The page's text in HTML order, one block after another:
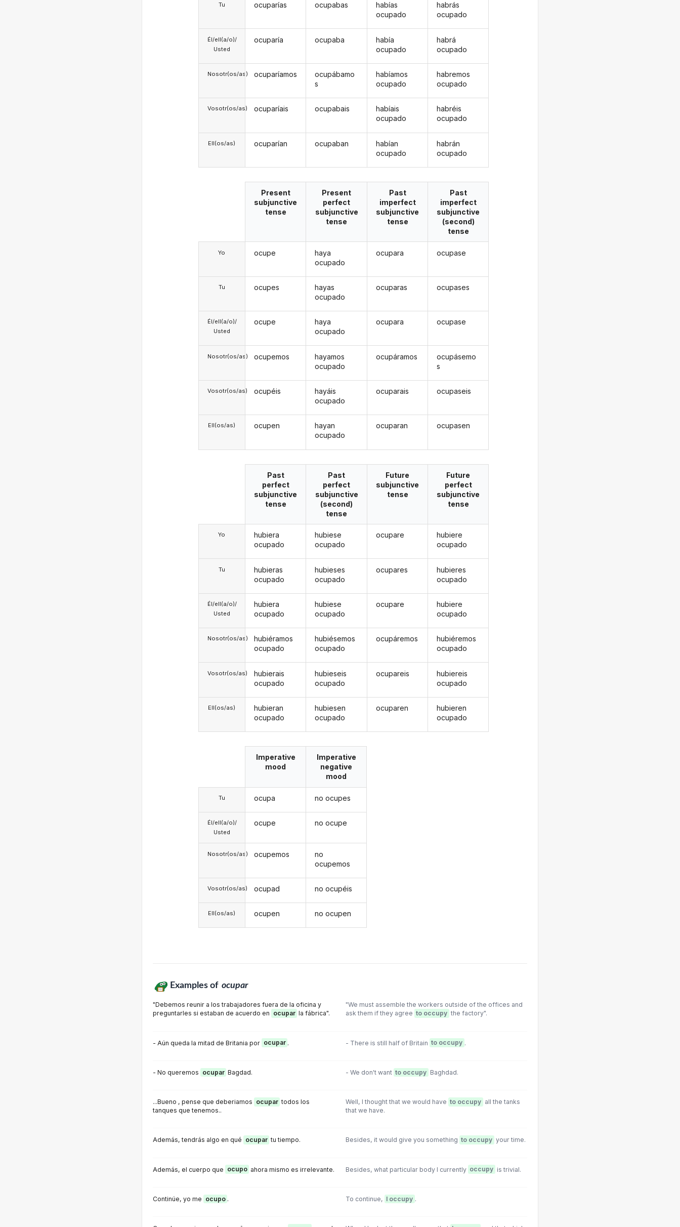
Tu
Él/ell(a/o)/
Usted
Nosotr(os/as)
Vosotr(os/as)
Ell(os/as)
ocuparías
ocuparía
ocuparíamos
ocuparíais
ocuparían
ocupabas
ocupaba
ocupábamo
s
ocupabais
ocupaban
habías
ocupado
había
ocupado
habíamos
ocupado
habíais
ocupado
habían
ocupado
habrás
ocupado
habrá
ocupado
habremos
ocupado
habréis
ocupado
habrán
ocupado
Yo
Tu
Él/ell(a/o)/
Usted
Nosotr(os/as)
Vosotr(os/as)
Ell(os/as)
Present
subjunctive
tense
ocupe
ocupes
ocupe
ocupemos
ocupéis
ocupen
Present
perfect
subjunctive
tense
haya
ocupado
hayas
ocupado
haya
ocupado
hayamos
ocupado
hayáis
ocupado
hayan
ocupado
Past
imperfect
subjunctive
tense
ocupara
ocuparas
ocupara
ocupáramos
ocuparais
ocuparan
Past
imperfect
subjunctive
(second)
tense
ocupase
ocupases
ocupase
ocupásemo
s
ocupaseis
ocupasen
Yo
Tu
Él/ell(a/o)/
Usted
Nosotr(os/as)
Vosotr(os/as)
Ell(os/as)
Past
perfect
subjunctive
tense
hubiera
ocupado
hubieras
ocupado
hubiera
ocupado
hubiéramos
ocupado
hubierais
ocupado
hubieran
ocupado
Past
perfect
subjunctive
(second)
tense
hubiese
ocupado
hubieses
ocupado
hubiese
ocupado
hubiésemos
ocupado
hubieseis
ocupado
hubiesen
ocupado
Future
subjunctive
tense
ocupare
ocupares
ocupare
ocupáremos
ocupareis
ocuparen
Future
perfect
subjunctive
tense
hubiere
ocupado
hubieres
ocupado
hubiere
ocupado
hubiéremos
ocupado
hubiereis
ocupado
hubieren
ocupado
Tu
Él/ell(a/o)/
Usted
Nosotr(os/as)
Vosotr(os/as)
Ell(os/as)
Imperative
mood
ocupa
ocupe
ocupemos
ocupad
ocupen
Imperative
negative
mood
no ocupes
no ocupe
no
ocupemos
no ocupéis
no ocupen
Examples of ocupar
"Debemos reunir a los trabajadores fuera de la oficina y
preguntarles si estaban de acuerdo en ocupar la fábrica".
"We must assemble the workers outside of the offices and
ask them if they agree to occupy the factory".
- Aún queda la mitad de Britania por ocupar . - There is still half of Britain to occupy .
- No queremos ocupar Bagdad. - We don't want to occupy Baghdad.
...Bueno , pense que deberiamos ocupar todos los
tanques que tenemos..
Well, I thought that we would have to occupy all the tanks
that we have.
Además, tendrás algo en qué ocupar tu tiempo. Besides, it would give you something to occupy your time.
Además, el cuerpo que ocupo ahora mismo es irrelevante. Besides, what particular body l currently occupy is trivial.
Continúe, yo me ocupo . To continue, I occupy .